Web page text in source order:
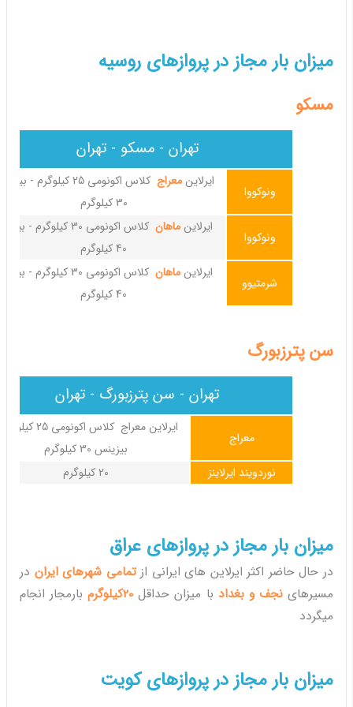
میزان بار مجاز در پروازهای روسیه
مسکو
تهران - مسکو - تهران
ایرلاینمعراج
کلاس اکونومی 25 کیلوگرم -
30 کیلوگرم
ونوکووا
ایرلاینماهان
کلاس اکونومی 30 کیلوگرم -
40 کیلوگرم
ونوکووا
ایرلاینماهان
کلاس اکونومی 30 کیلوگرم -
40 کیلوگرم
شرمتیوو
سن پترزبورگ
تهران - سن پترزبورگ - تهران
ایرلاین معراج کلاس اکونومی
بیزینس 30 کیلوگرم
معراج
20 کیلوگرم
نوردویند ایرلاینز
میزان بار مجاز در پروازهای عراق
در حال حاضر اکثر ایرلاین های ایرانی ازتمامی شهرهای ایران در
مسیرهاینجف و بغداد با میزان حداقل 20کیلوگرم
بارمجار انجام
میگردد
میزان بار مجاز در پروازهای کویت